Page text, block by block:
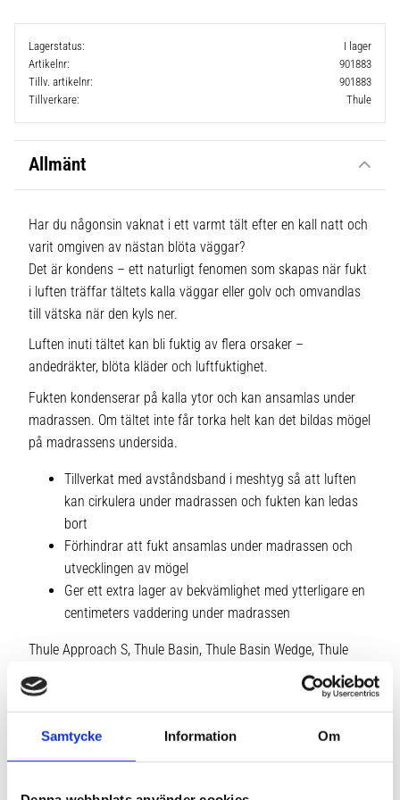
Samtycke Information Om
Lagerstatus
I lager
Artikelnr
901883
Tillv. artikelnr
901883
Tillverkare
Thule
Allmänt
Har du någonsin vaknat i ett varmt tält efter en kall natt och
varit omgiven av nästan blöta väggar?
Det är kondens – ett naturligt fenomen som skapas när fukt
i luften träffar tältets kalla väggar eller golv och omvandlas
till vätska när den kyls ner.
Luften inuti tältet kan bli fuktig av flera orsaker –
andedräkter, blöta kläder och luftfuktighet.
Fukten kondenserar på kalla ytor och kan ansamlas under
madrassen. Om tältet inte får torka helt kan det bildas mögel
på madrassens undersida.
Tillverkat med avståndsband i meshtyg så att luften
kan cirkulera under madrassen och fukten kan ledas
bort
Förhindrar att fukt ansamlas under madrassen och
utvecklingen av mögel
Ger ett extra lager av bekvämlighet med ytterligare en
centimeters vaddering under madrassen
Thule Approach S, Thule Basin, Thule Basin Wedge, Thule
Foothill, Thule Tepui Ayer 2